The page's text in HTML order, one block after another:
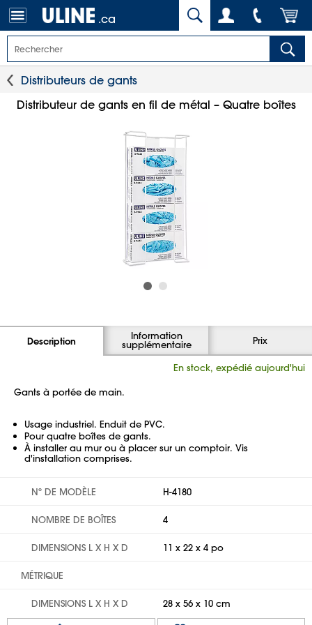
.ca
Distributeurs de gants
Distributeur de gants en fil de métal – Quatre boîtes
Description Information
supplémentaire Prix
En stock, expédié aujourd'hui
Gants à portée de main.
Usage industriel. Enduit de PVC.
Pour quatre boîtes de gants.
À installer au mur ou à placer sur un comptoir. Vis
d'installation comprises.
Nº DE MODÈLE H-4180
NOMBRE DE BOÎTES 4
DIMENSIONS L X H X D 11 x 22 x 4 po
MÉTRIQUE
DIMENSIONS L X H X D 28 x 56 x 10 cm